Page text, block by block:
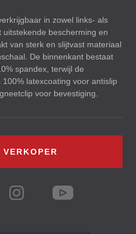
in zowel links- als
bescherming en
van sterk en slijtvast materiaal
De binnenkant bestaat
spandex, terwijl de
latexcoating voor antislip
voor bevestiging.